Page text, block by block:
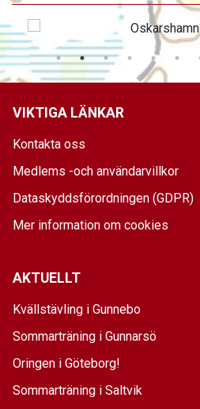
VIKTIGA LÄNKAR
Kontakta oss
Medlems -och användarvillkor
Dataskyddsförordningen (GDPR)
Mer information om cookies
AKTUELLT
Kvällstävling i Gunnebo
Sommarträning i Gunnarsö
Oringen i Göteborg!
Sommarträning i Saltvik